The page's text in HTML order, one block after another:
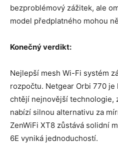
bezproblémový zážitek, ale
model předplatného mohou
Konečný verdikt:
Nejlepší mesh Wi-Fi systém
rozpočtu. Netgear Orbi 770
chtějí nejnovější technologie,
nabízí silnou alternativu za
ZenWiFi XT8 zůstává solidní
6E vyniká jednoduchostí.